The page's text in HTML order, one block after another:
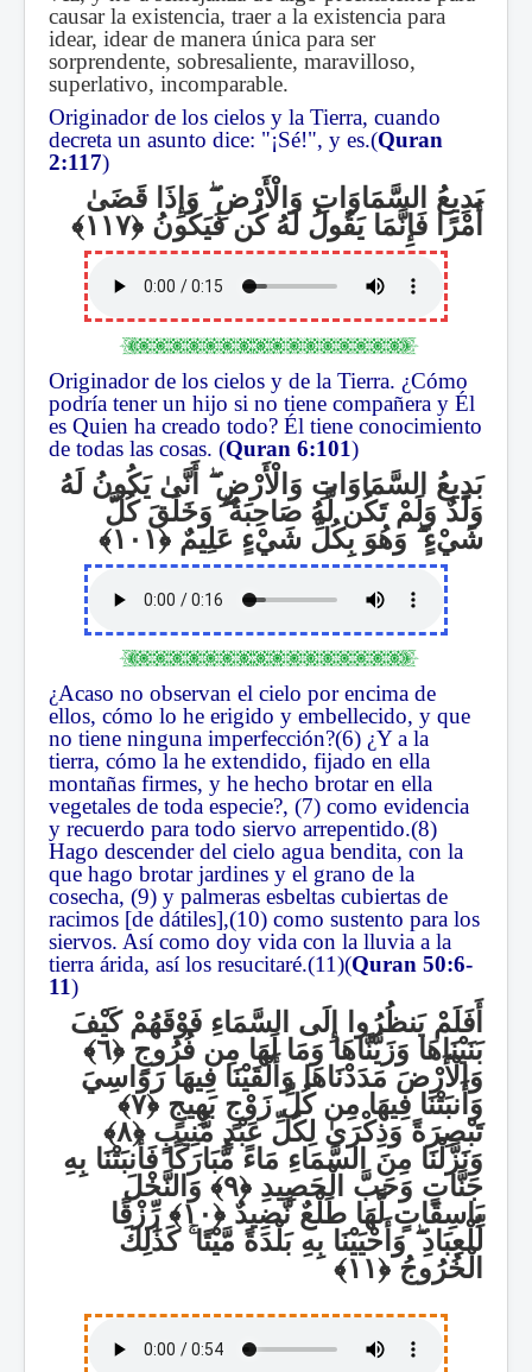
causar la existencia, traer a la existencia para
idear, idear de manera única para ser
sorprendente, sobresaliente, maravilloso,
superlativo, incomparable.
Originador de los cielos y la Tierra, cuando
decreta un asunto dice: "¡Sé!", y es.(Quran
2:117)
بَدِيعُ السَّمَاوَاتِ وَالْأَرْضِۖ وَإِذَا قَضَىٰ
أَمْرًا فَإِنَّمَا يَقُولُ لَهُ كُن فَيَكُونُ
Originador de los cielos y de la Tierra. ¿Cómo
podría tener un hijo si no tiene compañera y Él
es Quien ha creado todo? Él tiene conocimiento
de todas las cosas. (Quran 6:101)
بَدِيعُ السَّمَاوَاتِ وَالْأَرْضِۖ أَنَّىٰ يَكُونُ لَهُ
وَلَدٌ وَلَمْ تَكُن لَّهُ صَاحِبَةٌۖوَخَلَقَ كُلَّ
شَيْءٍۖ وَهُوَ بِكُلِّ شَيْءٍ عَلِيمٌ
¿Acaso no observan el cielo por encima de
ellos, cómo lo he erigido y embellecido, y que
no tiene ninguna imperfección?(6) ¿Y a la
tierra, cómo la he extendido, fijado en ella
montañas firmes, y he hecho brotar en ella
vegetales de toda especie?, (7) como evidencia
y recuerdo para todo siervo arrepentido.(8)
Hago descender del cielo agua bendita, con la
que hago brotar jardines y el grano de la
cosecha, (9) y palmeras esbeltas cubiertas de
racimos [de dátiles],(10) como sustento para los
siervos. Así como doy vida con la lluvia a la
tierra árida, así los resucitaré.(11)(Quran 50:6-
11)
أَفَلَمْ يَنظُرُوا إِلَى السَّمَاءِ فَوْقَهُمْ كَيْفَ
بَنَيْنَاهَا وَزَيَّنَّاهَا وَمَا لَهَا مِن فُرُوجٍ
وَالْأَرْضَ مَدَدْنَاهَا وَأَلْقَيْنَا فِيهَا رَوَاسِيَ
وَأَنبَتْنَا فِيهَا مِن كُلِّ زَوْجٍ بَهِيجٍ
تَبْصِرَةً وَذِكْرَىٰ لِكُلِّ عَبْدٍ مُّنِيبٍ
وَنَزَّلْنَا مِنَ السَّمَاءِ مَاءً مُّبَارَكًا فَأَنبَتْنَا بِهِ
جَنَّاتٍ وَحَبَّ الْحَصِيدِ وَالنَّخْلَ
بَاسِقَاتٍ لَّهَا طَلْعٌ نَّضِيدٌ رِّزْقًا
لِّلْعِبَادِۖوَأَحْيَيْنَا بِهِ بَلْدَةً مَّيْتًاۚكَذَٰلِكَ
الْخُرُوجُ